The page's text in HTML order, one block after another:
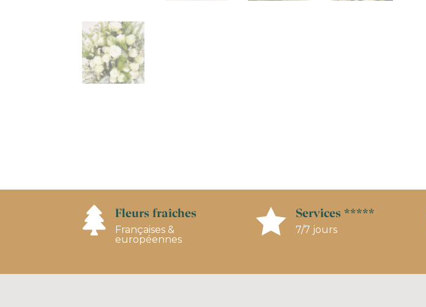
 Fleurs fraîches
Françaises &
européennes
 Services *****
7/7 jours